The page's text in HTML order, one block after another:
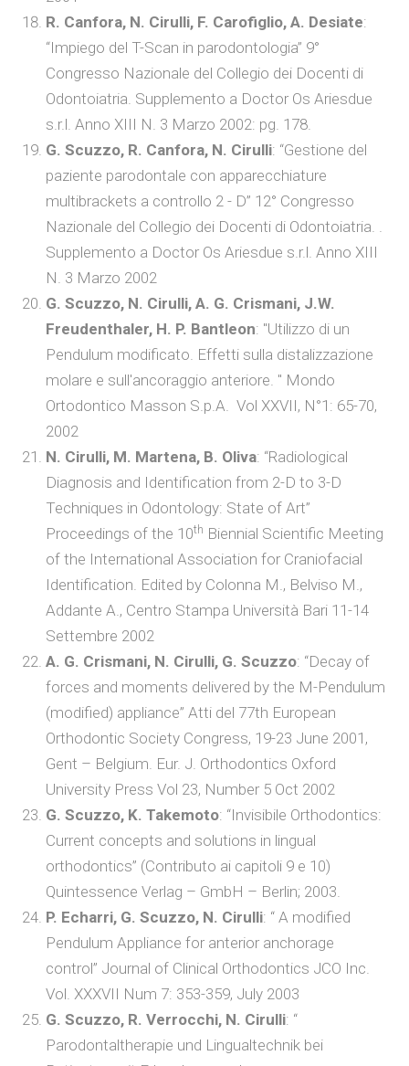
R. Canfora, N. Cirulli, F. Carofiglio, A. Desiate:
“Impiego del T-Scan in parodontologia” 9°
Congresso Nazionale del Collegio dei Docenti di
Odontoiatria. Supplemento a Doctor Os Ariesdue
s.r.l. Anno XIII N. 3 Marzo 2002: pg. 178.
G. Scuzzo, R. Canfora, N. Cirulli: “Gestione del
paziente parodontale con apparecchiature
multibrackets a controllo 2 - D” 12° Congresso
Nazionale del Collegio dei Docenti di Odontoiatria. .
Supplemento a Doctor Os Ariesdue s.r.l. Anno XIII
N. 3 Marzo 2002
G. Scuzzo, N. Cirulli, A. G. Crismani, J.W.
Freudenthaler, H. P. Bantleon: "Utilizzo di un
Pendulum modificato. Effetti sulla distalizzazione
molare e sull'ancoraggio anteriore. " Mondo
Ortodontico Masson S.p.A. Vol XXVII, N°1: 65-70,
2002
N. Cirulli, M. Martena, B. Oliva: “Radiological
Diagnosis and Identification from 2-D to 3-D
Techniques in Odontology: State of Art”
Proceedings of the 10th Biennial Scientific Meeting
of the International Association for Craniofacial
Identification. Edited by Colonna M., Belviso M.,
Addante A., Centro Stampa Università Bari 11-14
Settembre 2002
A. G. Crismani, N. Cirulli, G. Scuzzo: “Decay of
forces and moments delivered by the M-Pendulum
(modified) appliance” Atti del 77th European
Orthodontic Society Congress, 19-23 June 2001,
Gent – Belgium. Eur. J. Orthodontics Oxford
University Press Vol 23, Number 5 Oct 2002
G. Scuzzo, K. Takemoto: “Invisibile Orthodontics:
Current concepts and solutions in lingual
orthodontics” (Contributo ai capitoli 9 e 10)
Quintessence Verlag – GmbH – Berlin; 2003.
P. Echarri, G. Scuzzo, N. Cirulli: “ A modified
Pendulum Appliance for anterior anchorage
control” Journal of Clinical Orthodontics JCO Inc.
Vol. XXXVII Num 7: 353-359, July 2003
G. Scuzzo, R. Verrocchi, N. Cirulli: “
Parodontaltherapie und Lingualtechnik bei